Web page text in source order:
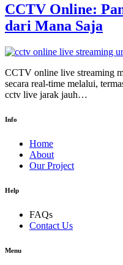
CCTV Online:
dari Mana Saja
CCTV online live streaming
secara real-time melalui,
cctv live jarak jauh…
Info
Home
About
Our Project
Help
FAQs
Contact Us
Menu